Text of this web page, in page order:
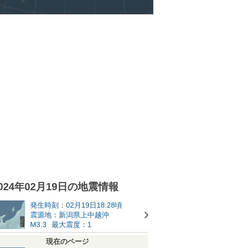
年02月19日の地震情報
発生時刻：02月19日18:28頃
震源地：新潟県上中越沖
M3.3
最大震度：1
現在のページ